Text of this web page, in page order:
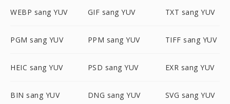
WEBP sang YUV GIF sang YUV TXT sang YUV
PGM sang YUV PPM sang YUV TIFF sang YUV
HEIC sang YUV PSD sang YUV EXR sang YUV
BIN sang YUV DNG sang YUV SVG sang YUV